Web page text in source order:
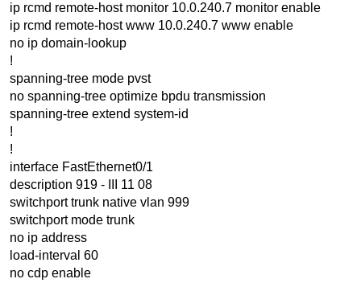
ip rcmd remote-host monitor 10.0.240.7 monitor enable
ip rcmd remote-host www 10.0.240.7 www enable
no ip domain-lookup
!
spanning-tree mode pvst
no spanning-tree optimize bpdu transmission
spanning-tree extend system-id
!
!
interface FastEthernet0/1
description 919 - III 11 08
switchport trunk native vlan 999
switchport mode trunk
no ip address
load-interval 60
no cdp enable